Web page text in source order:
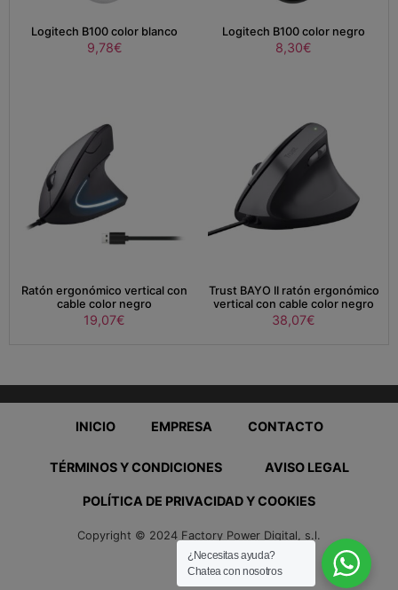
Logitech B100 color blanco
9,78€
Logitech B100 color negro
8,30€
Ratón ergonómico vertical con
cable color negro
19,07€
Trust BAYO II ratón ergonómico
vertical con cable color negro
38,07€
INICIO EMPRESA CONTACTO
TÉRMINOS Y CONDICIONES AVISO LEGAL
POLÍTICA DE PRIVACIDAD Y COOKIES
Copyright © 2024 Factory Power Digital, s.l.
¿Necesitas ayuda?
Chatea con nosotros